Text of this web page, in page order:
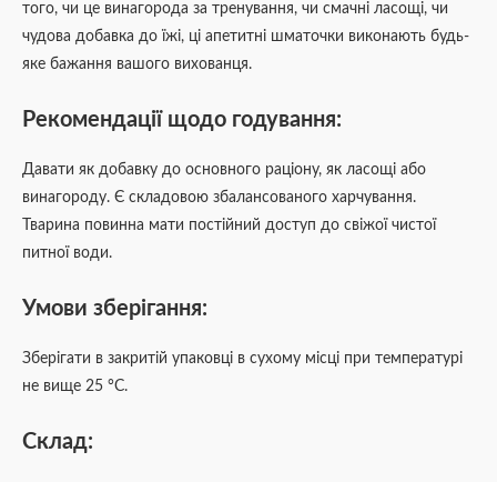
того, чи це винагорода за тренування, чи смачні ласощі, чи
чудова добавка до їжі, ці апетитні шматочки виконають будь-
яке бажання вашого вихованця.
Рекомендації щодо годування:
Давати як добавку до основного раціону, як ласощі або
винагороду. Є складовою збалансованого харчування.
Тварина повинна мати постійний доступ до свіжої чистої
питної води.
Умови зберігання:
Зберігати в закритій упаковці в сухому місці при температурі
не вище 25 °C.
Склад: